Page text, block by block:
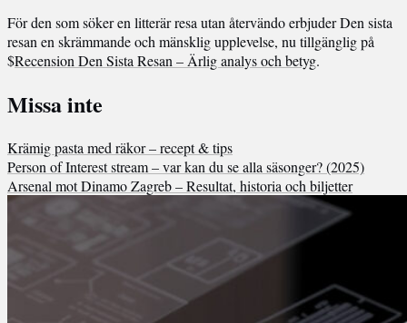
För den som söker en litterär resa utan återvändo erbjuder Den sista
resan en skrämmande och mänsklig upplevelse, nu tillgänglig på
$Recension Den Sista Resan – Ärlig analys och betyg.
Missa inte
Krämig pasta med räkor – recept & tips
Person of Interest stream – var kan du se alla säsonger? (2025)
Arsenal mot Dinamo Zagreb – Resultat, historia och biljetter